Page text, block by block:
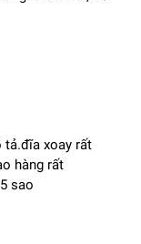
tả.đĩa xoay rất
hàng rất
sao